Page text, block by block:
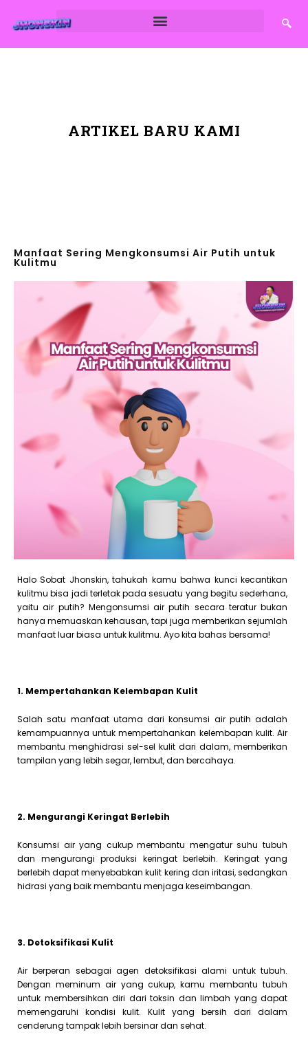
ARTIKEL BARU KAMI
Manfaat Sering Mengkonsumsi Air Putih untuk
Kulitmu
Halo Sobat Jhonskin, tahukah kamu bahwa kunci kecantikan
kulitmu bisa jadi terletak pada sesuatu yang begitu sederhana,
yaitu air putih? Mengonsumsi air putih secara teratur bukan
hanya memuaskan kehausan, tapi juga memberikan sejumlah
manfaat luar biasa untuk kulitmu. Ayo kita bahas bersama!
1. Mempertahankan Kelembapan Kulit
Salah satu manfaat utama dari konsumsi air putih adalah
kemampuannya untuk mempertahankan kelembapan kulit. Air
membantu menghidrasi sel-sel kulit dari dalam, memberikan
tampilan yang lebih segar, lembut, dan bercahaya.
2. Mengurangi Keringat Berlebih
Konsumsi air yang cukup membantu mengatur suhu tubuh
dan mengurangi produksi keringat berlebih. Keringat yang
berlebih dapat menyebabkan kulit kering dan iritasi, sedangkan
hidrasi yang baik membantu menjaga keseimbangan.
3. Detoksifikasi Kulit
Air berperan sebagai agen detoksifikasi alami untuk tubuh.
Dengan meminum air yang cukup, kamu membantu tubuh
untuk membersihkan diri dari toksin dan limbah yang dapat
memengaruhi kondisi kulit. Kulit yang bersih dari dalam
cenderung tampak lebih bersinar dan sehat.